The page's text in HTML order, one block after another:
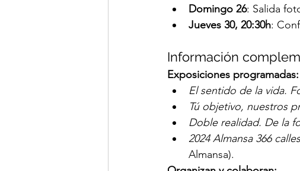
Domingo 26: Salida
Jueves 30, 20:30h:
Información
Exposiciones programadas:
El sentido de la vida.
Tú objetivo, nuestros
Doble realidad. De la
2024 Almansa 366
Almansa).